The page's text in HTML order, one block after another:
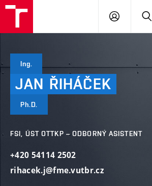
PŘIHLÁSIT
Ing.
JAN ŘIHÁČEK
Ph.D.
FSI, ÚST OTTKP – ODBORNÝ ASISTENT
+420 54114 2502
rihacek.j@fme.vutbr.cz